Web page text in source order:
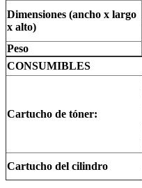
Dimensiones (ancho x largo
x alto)
Peso
CONSUMIBLES
Cartucho de tóner:
Cartucho del cilindro